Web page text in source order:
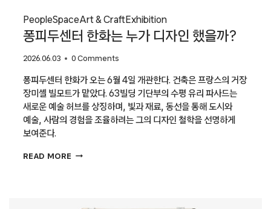
PeopleSpaceArt & CraftExhibition
퐁피두센터 한화는 누가 디자인 했을까?
2026.06.03 0 Comments
퐁피두센터 한화가 오는 6월 4일 개관한다. 건축은 프랑스의 거장
장미셸 빌모트가 맡았다. 63빌딩 기단부의 수평 유리 파사드는
새로운 예술 허브를 상징하며, 빛과 재료, 동선을 통해 도시와
예술, 사람의 경험을 조율하려는 그의 디자인 철학을 선명하게
보여준다.
READ MORE 퐁피두센터